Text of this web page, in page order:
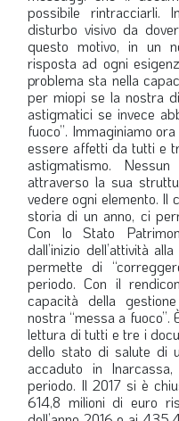
possibile rintracciarli.
disturbo visivo da
questo motivo, in un
risposta ad ogni
problema sta nella
per miopi se la nostra
astigmatici se invece
fuoco”. Immaginiamo
essere affetti da tutti e
astigmatismo.
attraverso la sua
vedere ogni elemento. Il
storia di un anno, ci
Con lo Stato
dall’inizio dell’attività
permette di
periodo. Con il
capacità della
nostra “messa a fuoco”.
lettura di tutti e tre i
dello stato di salute di
accaduto in
periodo. Il 2017 si è
614,8 milioni di euro